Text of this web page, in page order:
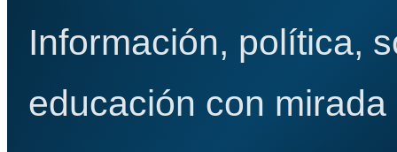
Información, política,
educación con